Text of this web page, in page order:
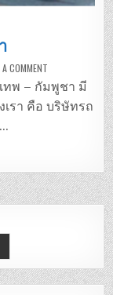
A COMMENT
ตู้
กรุงเทพ
–
กัมพูชา
ทพ – กัมพูชา มี
รา คือ บริษัทรถ